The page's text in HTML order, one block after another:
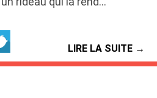
LIRE LA SUITE →